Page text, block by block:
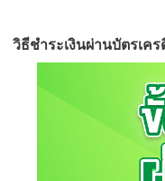
วิธีชำระเงินผ่านบัตรเค